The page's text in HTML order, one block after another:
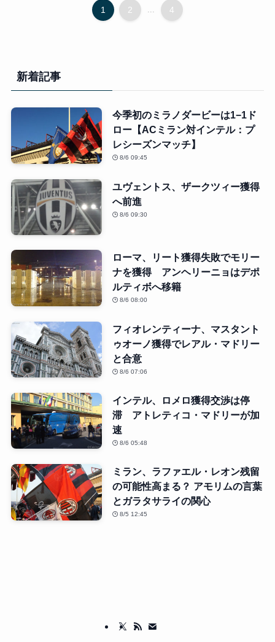
1 2 ... 4
新着記事
今季初のミラノダービーは1−1ド
ロー【ACミラン対インテル：プ
レシーズンマッチ】
8/6 09:45
ユヴェントス、ザークツィー獲得
へ前進
8/6 09:30
ローマ、リート獲得失敗でモリー
ナを獲得 アンヘリーニョはデポ
ルティボへ移籍
8/6 08:00
フィオレンティーナ、マスタント
ゥオーノ獲得でレアル・マドリー
と合意
8/6 07:06
インテル、ロメロ獲得交渉は停
滞 アトレティコ・マドリーが加
速
8/6 05:48
ミラン、ラファエル・レオン残留
の可能性高まる？ アモリムの言葉
とガラタサライの関心
8/5 12:45